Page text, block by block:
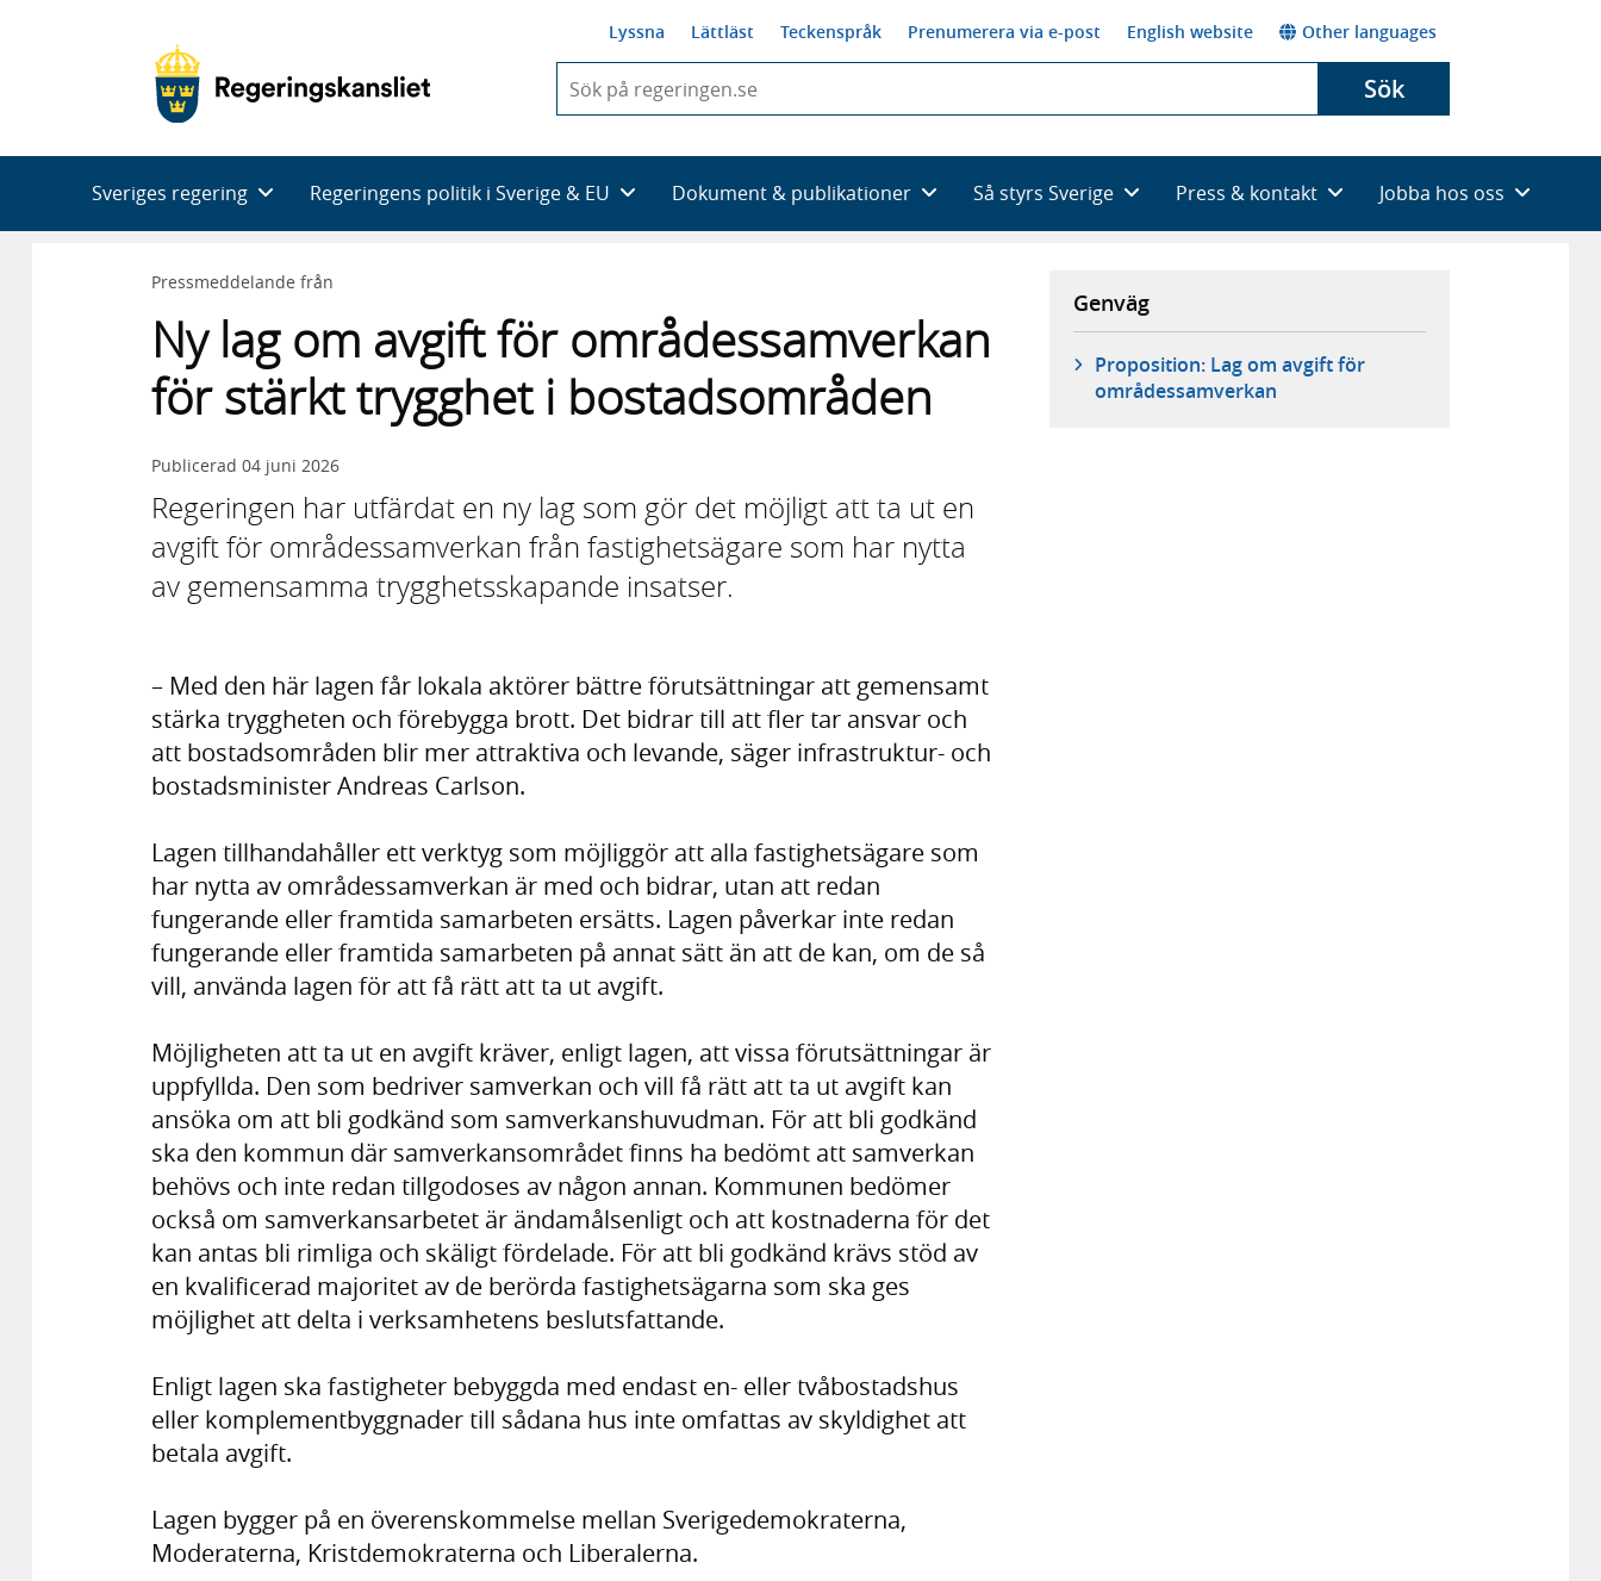
Lyssna Lättläst Teckenspråk Prenumerera via e-post English website Other languages
du
skriva
framträder
en
Sök
Sveriges regering Regeringens politik i Sverige & EU Dokument & publikationer Så styrs Sverige Press & kontakt Jobba hos oss
Pressmeddelande från
Ny lag om avgift för områdessamverkan
för stärkt trygghet i bostadsområden
Publicerad 04 juni 2026
Regeringen har utfärdat en ny lag som gör det möjligt att ta ut en
avgift för områdessamverkan från fastighetsägare som har nytta
av gemensamma trygghetsskapande insatser.
– Med den här lagen får lokala aktörer bättre förutsättningar att gemensamt
stärka tryggheten och förebygga brott. Det bidrar till att fler tar ansvar och
att bostadsområden blir mer attraktiva och levande, säger infrastruktur- och
bostadsminister Andreas Carlson.
Lagen tillhandahåller ett verktyg som möjliggör att alla fastighetsägare som
har nytta av områdessamverkan är med och bidrar, utan att redan
fungerande eller framtida samarbeten ersätts. Lagen påverkar inte redan
fungerande eller framtida samarbeten på annat sätt än att de kan, om de så
vill, använda lagen för att få rätt att ta ut avgift.
Möjligheten att ta ut en avgift kräver, enligt lagen, att vissa förutsättningar är
uppfyllda. Den som bedriver samverkan och vill få rätt att ta ut avgift kan
ansöka om att bli godkänd som samverkanshuvudman. För att bli godkänd
ska den kommun där samverkansområdet finns ha bedömt att samverkan
behövs och inte redan tillgodoses av någon annan. Kommunen bedömer
också om samverkansarbetet är ändamålsenligt och att kostnaderna för det
kan antas bli rimliga och skäligt fördelade. För att bli godkänd krävs stöd av
en kvalificerad majoritet av de berörda fastighetsägarna som ska ges
möjlighet att delta i verksamhetens beslutsfattande.
Enligt lagen ska fastigheter bebyggda med endast en- eller tvåbostadshus
eller komplementbyggnader till sådana hus inte omfattas av skyldighet att
betala avgift.
Lagen bygger på en överenskommelse mellan Sverigedemokraterna,
Moderaterna, Kristdemokraterna och Liberalerna.
Genväg
Proposition: Lag om avgift för
områdessamverkan